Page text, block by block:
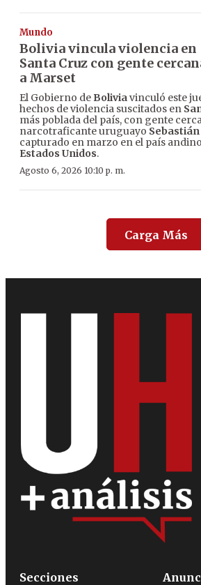
Mundo
Bolivia vincula violencia en
Santa Cruz con gente
a Marset
El Gobierno de Boliviavinculó este
hechos de violencia suscitados en
más poblada del país, con gente
narcotraficante uruguayo
capturado en marzo en el país
Estados Unidos.
Agosto 6, 2026 10:10 p. m.
Carga Más
Secciones